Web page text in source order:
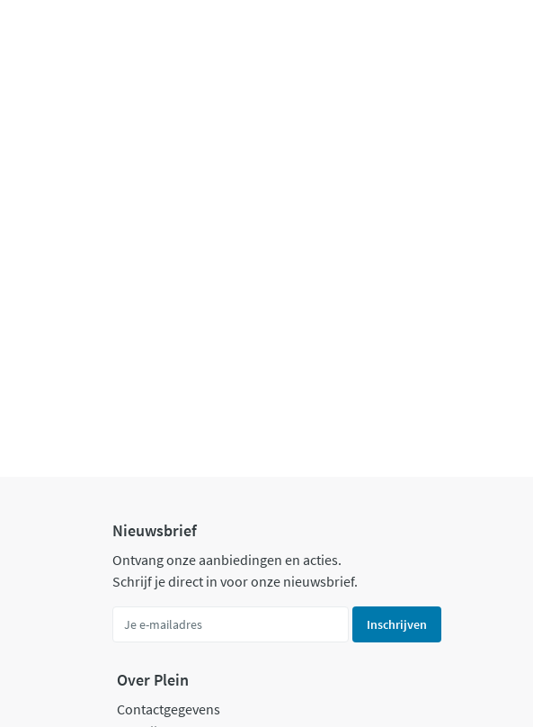
Nieuwsbrief
Ontvang onze aanbiedingen en acties.
Schrijf je direct in voor onze nieuwsbrief.
Inschrijven
Over Plein
Contactgegevens